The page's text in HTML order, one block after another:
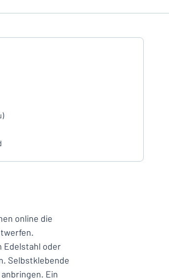
online die
Edelstahl oder
Selbstklebende
Ein